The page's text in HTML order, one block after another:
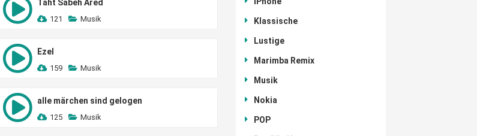
Taht Sabeh Ared
121 Musik
Ezel
159 Musik
alle märchen sind gelogen
125 Musik
Klassische
Lustige
Marimba Remix
Musik
Nokia
POP